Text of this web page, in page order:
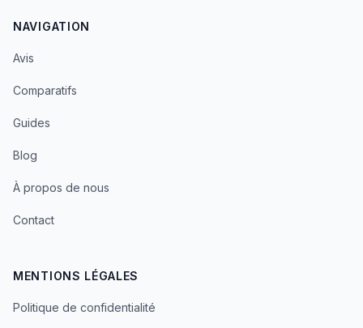
NAVIGATION
Avis
Comparatifs
Guides
Blog
À propos de nous
Contact
MENTIONS LÉGALES
Politique de confidentialité